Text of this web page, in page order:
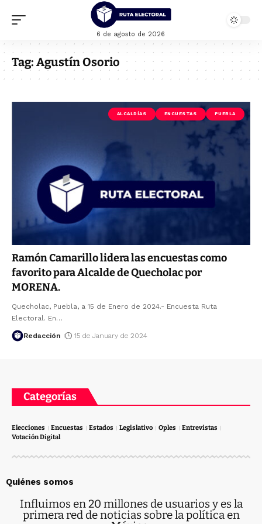
6 de agosto de 2026
Tag: Agustín Osorio
ALCALDÍAS ENCUESTAS PUEBLA
Ramón Camarillo lidera las encuestas como
favorito para Alcalde de Quecholac por
MORENA.
Quecholac, Puebla, a 15 de Enero de 2024.- Encuesta Ruta
Electoral. En…
Redacción 15 de January de 2024
Categorías
Elecciones Encuestas Estados Legislativo Oples
Entrevistas
Votación Digital
Quiénes somos
Influimos en 20 millones de usuarios y es la
primera red de noticias sobre la política en